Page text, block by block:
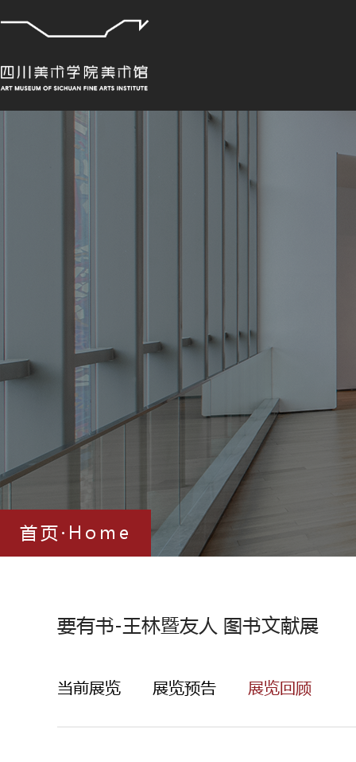
首页·Home
要有书-王林暨友人 图书文献展
当前展览 展览预告 展览回顾